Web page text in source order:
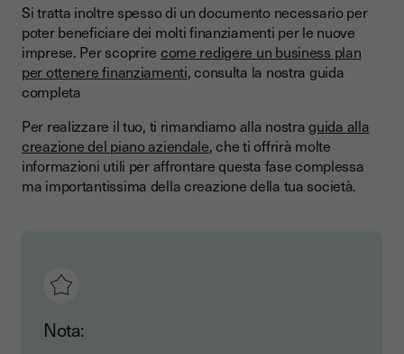
Si tratta inoltre spesso di un documento necessario per
poter beneficiare dei molti finanziamenti per le nuove
imprese. Per scoprire come redigere un business plan
per ottenere finanziamenti, consulta la nostra guida
completa
Per realizzare il tuo, ti rimandiamo alla nostraguida alla
creazione del piano aziendale, che ti offrirà molte
informazioni utili per affrontare questa fase complessa
ma importantissima della creazione della tua società.
Nota: